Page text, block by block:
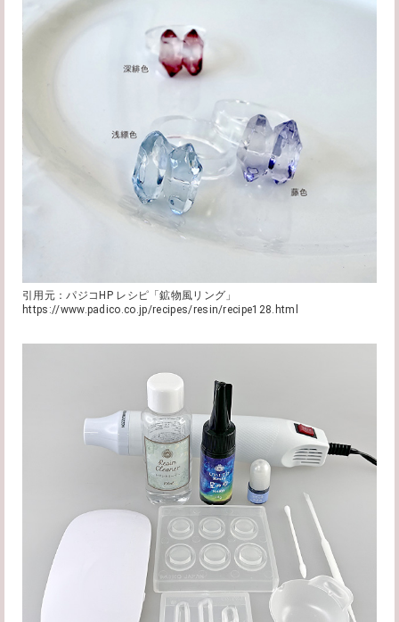
引用元：パジコHP レシピ「鉱物風リング」
https://www.padico.co.jp/recipes/resin/recipe128.html